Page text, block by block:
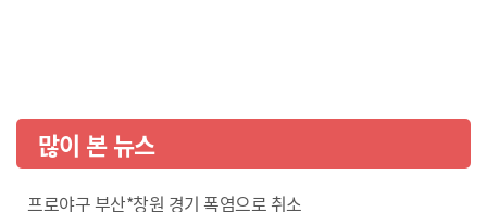
많이 본 뉴스
프로야구 부산*창원 경기 폭염으로 취소